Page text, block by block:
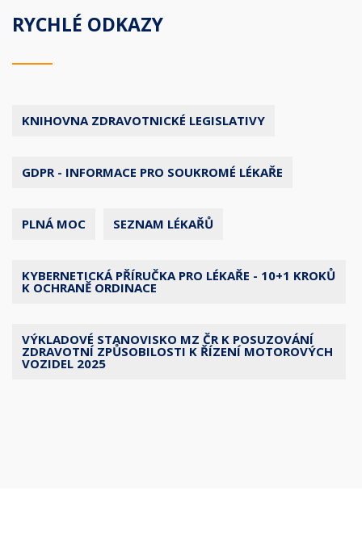
RYCHLÉ ODKAZY
KNIHOVNA ZDRAVOTNICKÉ LEGISLATIVY
GDPR - INFORMACE PRO SOUKROMÉ LÉKAŘE
PLNÁ MOC SEZNAM LÉKAŘŮ
KYBERNETICKÁ PŘÍRUČKA PRO LÉKAŘE - 10+1 KROKŮ
K OCHRANĚ ORDINACE
VÝKLADOVÉ STANOVISKO MZ ČR K POSUZOVÁNÍ
ZDRAVOTNÍ ZPŮSOBILOSTI K ŘÍZENÍ MOTOROVÝCH
VOZIDEL 2025